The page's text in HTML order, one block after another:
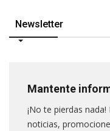
Newsletter
Mantente
¡No te pierdas
noticias,